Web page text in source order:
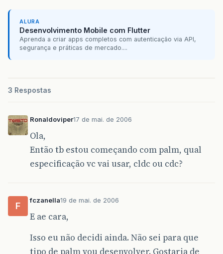
ALURA
Desenvolvimento Mobile com Flutter
Aprenda a criar apps completos com autenticação via API,
segurança e práticas de mercado....
3 Respostas
Ronaldoviper17 de mai. de 2006
Ola,
Então tb estou começando com palm, qual
especificação vc vai usar, cldc ou cdc?
F
fczanella19 de mai. de 2006
E ae cara,
Isso eu não decidi ainda. Não sei para que